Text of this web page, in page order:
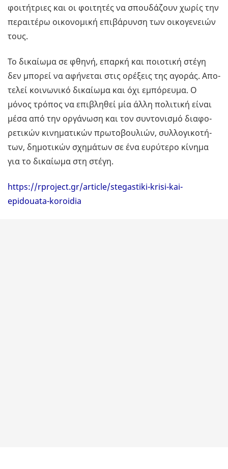
φοι­τή­τριες και οι φοι­τη­τές να σπου­δά­ζουν χωρίς την
πε­ραι­τέ­ρω οι­κο­νο­µι­κή επι­βά­ρυν­ση των οι­κο­γε­νειών
τους.
Το δι­καί­ω­µα σε φθηνή, επαρ­κή και ποιο­τι­κή στέγη
δεν µπο­ρεί να αφή­νε­ται στις ορέ­ξεις της αγο­ράς. Απο­
τε­λεί κοι­νω­νι­κό δι­καί­ω­µα και όχι εµπό­ρευ­µα. Ο
µόνος τρό­πος να επι­βλη­θεί µία άλλη πο­λι­τι­κή είναι
µέσα από την ορ­γά­νω­ση και τον συ­ντο­νι­σµό δια­φο­
ρε­τι­κών κι­νη­µα­τι­κών πρω­το­βου­λιών, συλ­λο­γι­κο­τή­
των, δη­µο­τι­κών σχη­µά­των σε ένα ευ­ρύ­τε­ρο κί­νη­µα
για το δι­καί­ω­µα στη στέγη.
https://rproject.gr/article/stegastiki-krisi-kai-
epidouata-koroidia